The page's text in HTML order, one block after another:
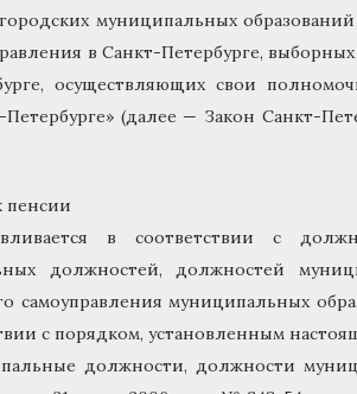
муниципальных образований
в Санкт-Петербурге,
осуществляющих свои
(далее — Закон Санкт-
пенсии
в соответствии с
должностей, должностей
самоуправления муниципальных
с порядком, установленным
должности, должности